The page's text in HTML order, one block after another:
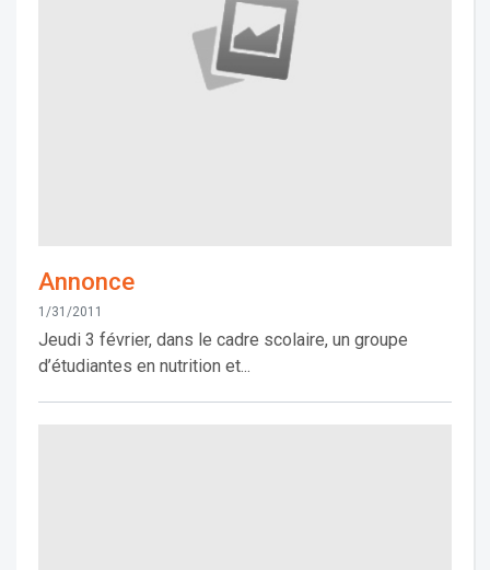
Annonce
1/31/2011
Jeudi 3 février, dans le cadre scolaire, un groupe
d’étudiantes en nutrition et...